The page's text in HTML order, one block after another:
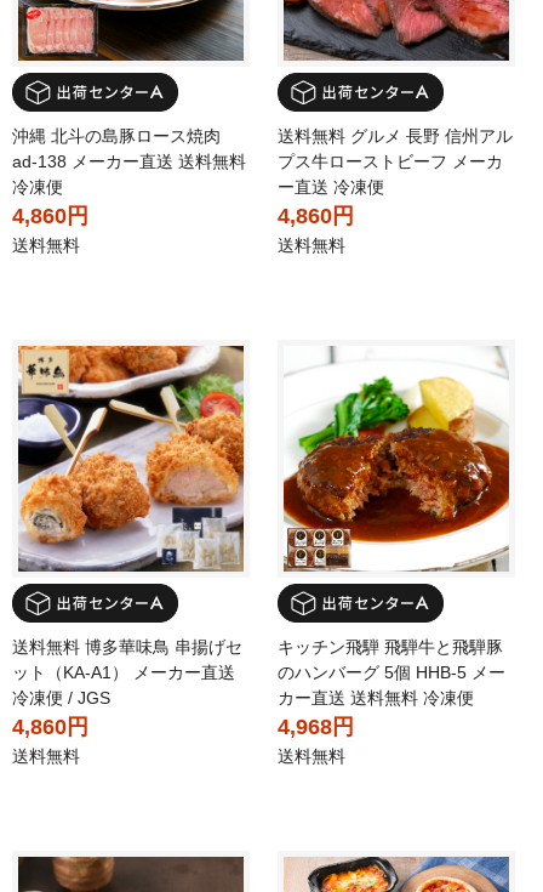
沖縄 北斗の島豚ロース焼肉
ad-138 メーカー直送 送料無料
冷凍便
4,860円
送料無料
送料無料 グルメ 長野 信州アル
プス牛ローストビーフ メーカ
ー直送 冷凍便
4,860円
送料無料
送料無料 博多華味鳥 串揚げセ
ット（KA-A1） メーカー直送
冷凍便 / JGS
4,860円
送料無料
キッチン飛騨 飛騨牛と飛騨豚
のハンバーグ 5個 HHB-5 メー
カー直送 送料無料 冷凍便
4,968円
送料無料